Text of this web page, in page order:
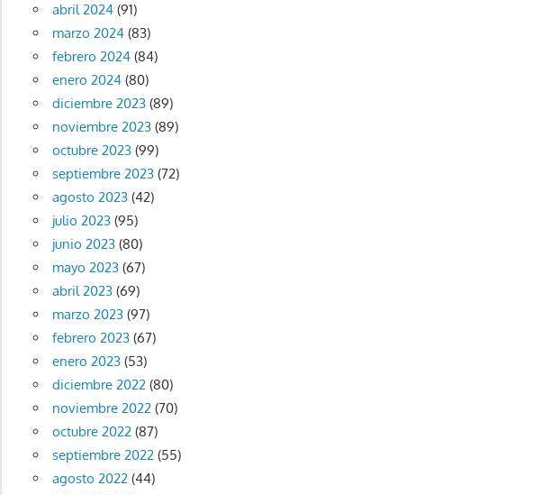
abril 2024(91)
marzo 2024(83)
febrero 2024(84)
enero 2024(80)
diciembre 2023(89)
noviembre 2023(89)
octubre 2023(99)
septiembre 2023(72)
agosto 2023(42)
julio 2023(95)
junio 2023(80)
mayo 2023(67)
abril 2023(69)
marzo 2023(97)
febrero 2023(67)
enero 2023(53)
diciembre 2022(80)
noviembre 2022(70)
octubre 2022(87)
septiembre 2022(55)
agosto 2022(44)